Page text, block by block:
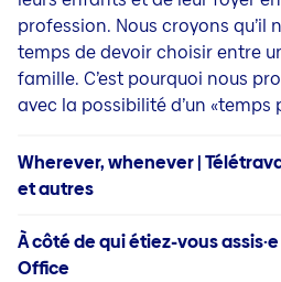
profession. Nous croyons qu’il
temps de devoir choisir entre
famille. C’est pourquoi nous
avec la possibilité d’un «temps
Wherever, whenever |
et autres
À côté de qui étiez-vous
Office